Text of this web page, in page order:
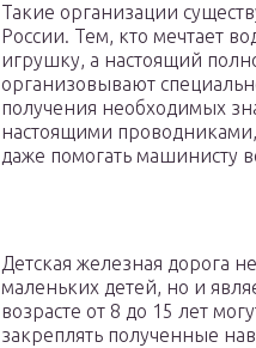
Такие организации
России. Тем, кто мечтает
игрушку, а настоящий
организовывают
получения необходимых
настоящими
даже помогать машинисту
Детская железная дорога
маленьких детей, но и
возрасте от 8 до 15 лет
закреплять полученные